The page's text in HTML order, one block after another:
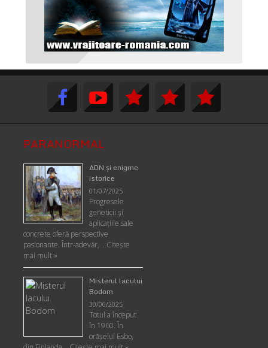
PARANORMAL
ADN şi enigme
istorice
01/07/2025
Progresele
geneticii şi
aplicaţiile sale
concrete oferă perspective
pasionante. Într-adevăr, …Citește
mai mult »
Misterul lacului
Bodom
30/06/2025
Totul a început
în 1960. În
orășelul Esbo,